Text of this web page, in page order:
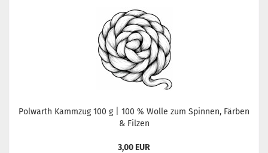
Polwarth Kammzug 100 g | 100 % Wolle zum Spinnen, Färben
& Filzen
3,00 EUR